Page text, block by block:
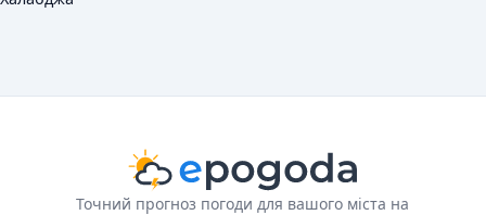
Точний прогноз погоди для вашого міста на